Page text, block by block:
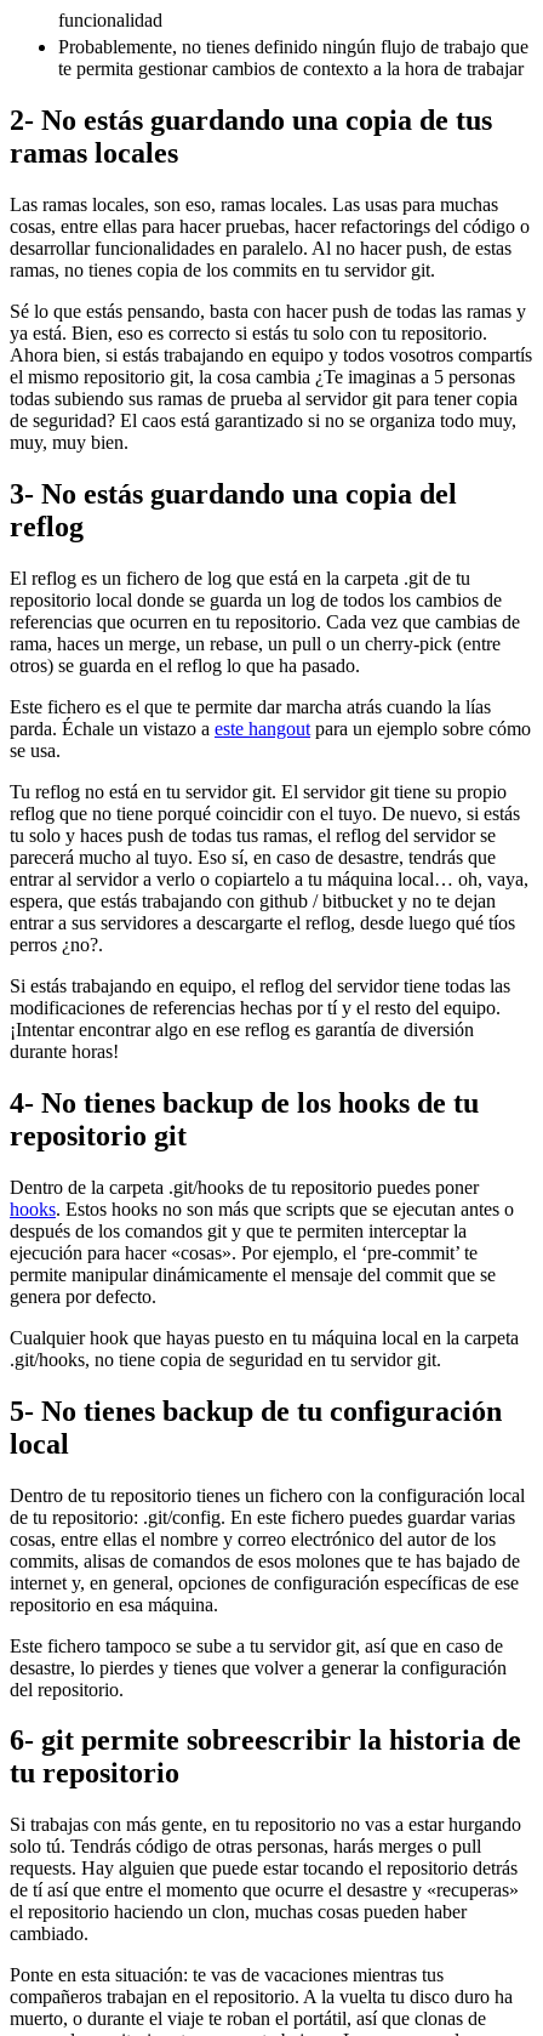
funcionalidad
Probablemente, no tienes definido ningún flujo de trabajo que
te permita gestionar cambios de contexto a la hora de trabajar
2- No estás guardando una copia de tus
ramas locales
Las ramas locales, son eso, ramas locales. Las usas para muchas
cosas, entre ellas para hacer pruebas, hacer refactorings del código o
desarrollar funcionalidades en paralelo. Al no hacer push, de estas
ramas, no tienes copia de los commits en tu servidor git.
Sé lo que estás pensando, basta con hacer push de todas las ramas y
ya está. Bien, eso es correcto si estás tu solo con tu repositorio.
Ahora bien, si estás trabajando en equipo y todos vosotros compartís
el mismo repositorio git, la cosa cambia ¿Te imaginas a 5 personas
todas subiendo sus ramas de prueba al servidor git para tener copia
de seguridad? El caos está garantizado si no se organiza todo muy,
muy, muy bien.
3- No estás guardando una copia del
reflog
El reflog es un fichero de log que está en la carpeta .git de tu
repositorio local donde se guarda un log de todos los cambios de
referencias que ocurren en tu repositorio. Cada vez que cambias de
rama, haces un merge, un rebase, un pull o un cherry-pick (entre
otros) se guarda en el reflog lo que ha pasado.
Este fichero es el que te permite dar marcha atrás cuando la lías
parda. Échale un vistazo a este hangout para un ejemplo sobre cómo
se usa.
Tu reflog no está en tu servidor git. El servidor git tiene su propio
reflog que no tiene porqué coincidir con el tuyo. De nuevo, si estás
tu solo y haces push de todas tus ramas, el reflog del servidor se
parecerá mucho al tuyo. Eso sí, en caso de desastre, tendrás que
entrar al servidor a verlo o copiartelo a tu máquina local… oh, vaya,
espera, que estás trabajando con github / bitbucket y no te dejan
entrar a sus servidores a descargarte el reflog, desde luego qué tíos
perros ¿no?.
Si estás trabajando en equipo, el reflog del servidor tiene todas las
modificaciones de referencias hechas por tí y el resto del equipo.
¡Intentar encontrar algo en ese reflog es garantía de diversión
durante horas!
4- No tienes backup de los hooks de tu
repositorio git
Dentro de la carpeta .git/hooks de tu repositorio puedes poner
hooks. Estos hooks no son más que scripts que se ejecutan antes o
después de los comandos git y que te permiten interceptar la
ejecución para hacer «cosas». Por ejemplo, el ‘pre-commit’ te
permite manipular dinámicamente el mensaje del commit que se
genera por defecto.
Cualquier hook que hayas puesto en tu máquina local en la carpeta
.git/hooks, no tiene copia de seguridad en tu servidor git.
5- No tienes backup de tu configuración
local
Dentro de tu repositorio tienes un fichero con la configuración local
de tu repositorio: .git/config. En este fichero puedes guardar varias
cosas, entre ellas el nombre y correo electrónico del autor de los
commits, alisas de comandos de esos molones que te has bajado de
internet y, en general, opciones de configuración específicas de ese
repositorio en esa máquina.
Este fichero tampoco se sube a tu servidor git, así que en caso de
desastre, lo pierdes y tienes que volver a generar la configuración
del repositorio.
6- git permite sobreescribir la historia de
tu repositorio
Si trabajas con más gente, en tu repositorio no vas a estar hurgando
solo tú. Tendrás código de otras personas, harás merges o pull
requests. Hay alguien que puede estar tocando el repositorio detrás
de tí así que entre el momento que ocurre el desastre y «recuperas»
el repositorio haciendo un clon, muchas cosas pueden haber
cambiado.
Ponte en esta situación: te vas de vacaciones mientras tus
compañeros trabajan en el repositorio. A la vuelta tu disco duro ha
muerto, o durante el viaje te roban el portátil, así que clonas de